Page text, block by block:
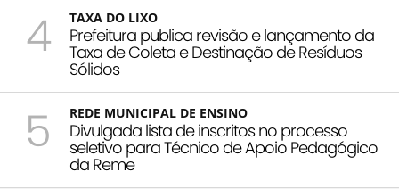
4 TAXA DO LIXO
Prefeitura publica revisão e lançamento da
Taxa de Coleta e Destinação de Resíduos
Sólidos
5 REDE MUNICIPAL DE ENSINO
Divulgada lista de inscritos no processo
seletivo para Técnico de Apoio Pedagógico
da Reme